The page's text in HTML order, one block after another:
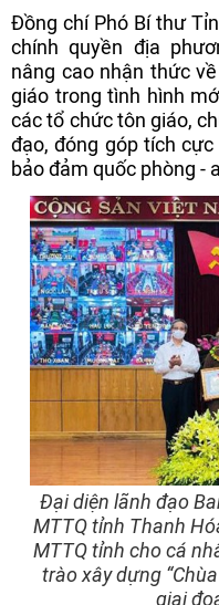
Đồng chí Phó Bí thư
chính quyền địa
nâng cao nhận thức
giáo trong tình hình
các tổ chức tôn giáo,
đạo, đóng góp tích
bảo đảm quốc phòng -
Đại diện lãnh đạo
MTTQ tỉnh Thanh
MTTQ tỉnh cho cá
trào xây dựng
giai